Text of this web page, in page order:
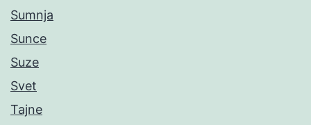
Sumnja
Sunce
Suze
Svet
Tajne